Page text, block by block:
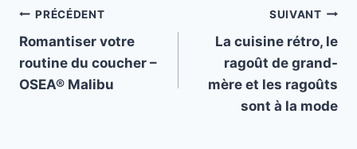
Navigation
de
l’article
PRÉCÉDENT
Romantiser votre
routine du coucher –
OSEA® Malibu
SUIVANT
La cuisine rétro, le
ragoût de grand-
mère et les ragoûts
sont à la mode